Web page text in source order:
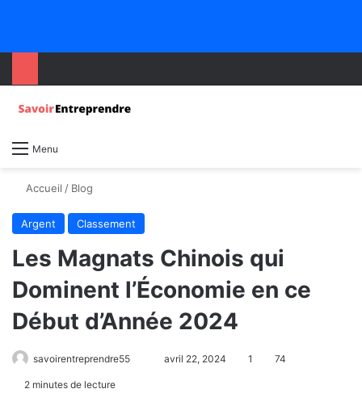
Menu
Accueil / Blog
Argent Classement
Les Magnats Chinois qui
Dominent l’Économie en ce
Début d’Année 2024
savoirentreprendre55 avril 22, 2024 1 74
2 minutes de lecture